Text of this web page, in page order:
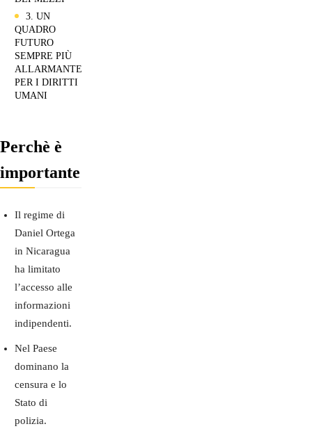
3. UN
QUADRO
FUTURO
SEMPRE PIÙ
ALLARMANTE
PER I DIRITTI
UMANI
Perchè è
importante
Il regime di
Daniel Ortega
in Nicaragua
ha limitato
l’accesso alle
informazioni
indipendenti.
Nel Paese
dominano la
censura e lo
Stato di
polizia.